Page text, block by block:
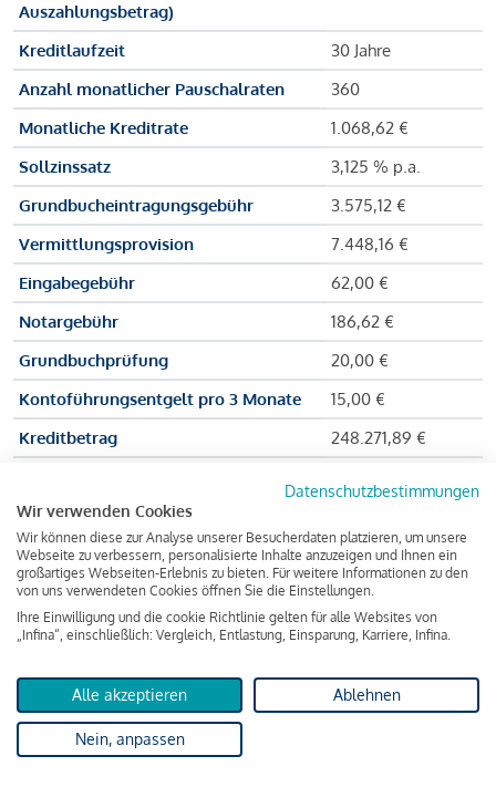
Auszahlungsbetrag)
Kreditlaufzeit
30 Jahre
Anzahl monatlicher Pauschalraten
360
Monatliche Kreditrate
1.068,62 €
Sollzinssatz
3,125 % p.a.
Grundbucheintragungsgebühr
3.575,12 €
Vermittlungsprovision
7.448,16 €
Eingabegebühr
62,00 €
Notargebühr
186,62 €
Grundbuchprüfung
20,00 €
Kontoführungsentgelt pro 3 Monate
15,00 €
Kreditbetrag
248.271,89 €
Zu zahlender Gesamtbetrag
Kreditvermittler
INFINA Credit
Broker GmbH
von 237.000 Euro ausgezahlt, um die Wohnung zu kaufen.
Darüber hinaus fallen aber noch einige Gebühren an (z. B. die
Grundbucheintragungsgebühr), sodass die Bank den
Datenschutzbestimmungen
Wir verwenden Cookies
Wir können diese zur Analyse unserer Besucherdaten platzieren, um unsere
Webseite zu verbessern, personalisierte Inhalte anzuzeigen und Ihnen ein
großartiges Webseiten-Erlebnis zu bieten. Für weitere Informationen zu den
von uns verwendeten Cookies öffnen Sie die Einstellungen.
Ihre Einwilligung und die cookie Richtlinie gelten für alle Websites von
„Infina“, einschließlich: Vergleich, Entlastung, Einsparung, Karriere, Infina.
Alle akzeptieren Ablehnen
Nein, anpassen